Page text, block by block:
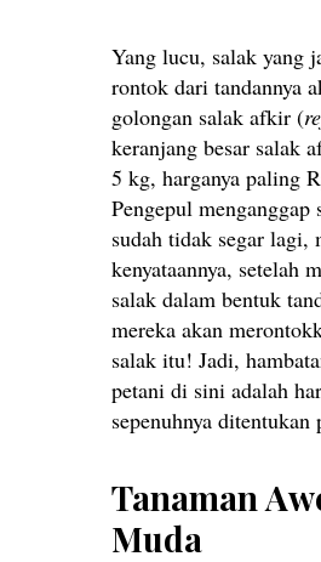
Yang lucu, salak yang
rontok dari tandannya
golongan salak afkir (
keranjang besar salak
5 kg, harganya paling
Pengepul menganggap
sudah tidak segar lagi,
kenyataannya, setelah
salak dalam bentuk
mereka akan
salak itu! Jadi,
petani di sini adalah
sepenuhnya ditentukan
Tanaman
Muda